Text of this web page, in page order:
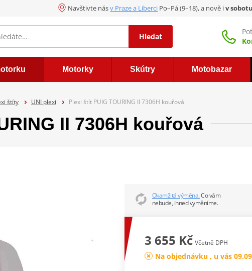
Navštivte násv Praze a Liberci Po–Pá (9–18), a nově iv sobotu
Hledat
Motorky Skútry Motobazar
štíty UNI plexi Plexi štít PUIG TOURING II 7306H kouřová
II 7306H kouřová
Okamžitá výměna.Co vám
nebude, ihned vyměníme.
3 655 Kč Včetně DPH
Na objednávku , u vás